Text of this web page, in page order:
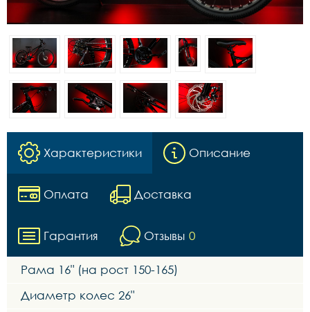
Характеристики Описание
Оплата Доставка
Гарантия Отзывы 0
Рама 16" (на рост 150-165)
Диаметр колес 26"